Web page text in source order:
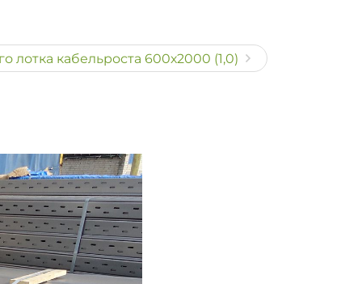
лотка кабельроста 600х2000 (1,0)